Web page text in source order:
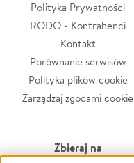
Polityka Prywatności
RODO - Kontrahenci
Kontakt
Porównanie serwisów
Polityka plików cookie
Zarządzaj zgodami cookie
Zbieraj na